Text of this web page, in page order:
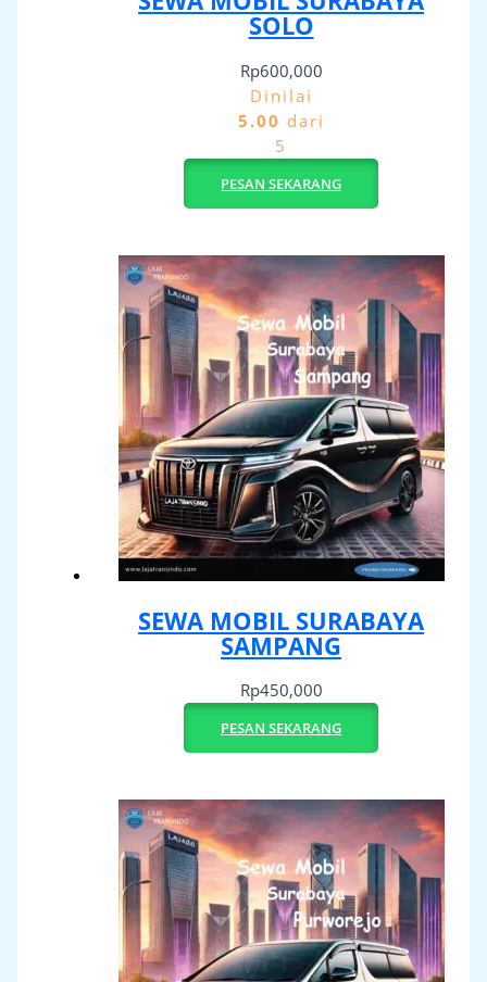
SOLO
Rp600,000
Dinilai
5.00 dari
5
PESAN SEKARANG
SEWA MOBIL SURABAYA
SAMPANG
Rp450,000
PESAN SEKARANG